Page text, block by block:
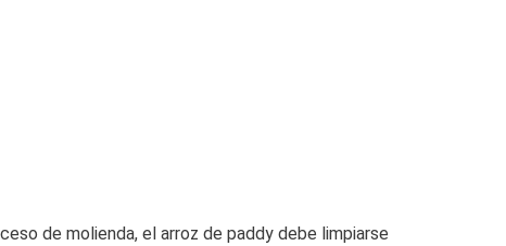
de molienda, el arroz de paddy debe limpiarse